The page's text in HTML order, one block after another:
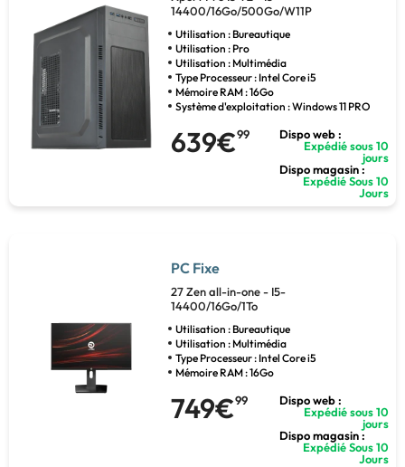
14400/16Go/500Go/W11P
Utilisation : Bureautique
Utilisation : Pro
Utilisation : Multimédia
Type Processeur : Intel Core i5
Mémoire RAM : 16Go
Système d'exploitation : Windows 11 PRO
639€99
Dispo web :
Expédié sous 10
jours
Dispo magasin :
Expédié Sous 10
Jours
PC Fixe
27 Zen all-in-one - I5-
14400/16Go/1To
Utilisation : Bureautique
Utilisation : Multimédia
Type Processeur : Intel Core i5
Mémoire RAM : 16Go
749€99
Dispo web :
Expédié sous 10
jours
Dispo magasin :
Expédié Sous 10
Jours